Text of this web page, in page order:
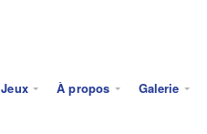
Jeux À propos Galerie